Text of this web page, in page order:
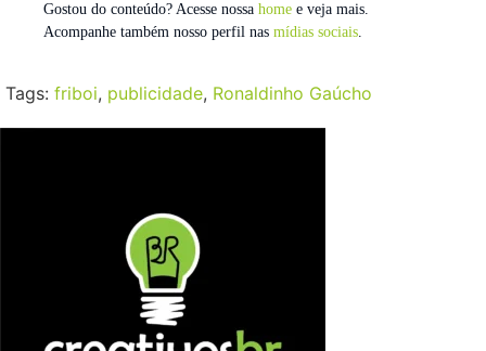
Gostou do conteúdo? Acesse nossa home e veja mais.
Acompanhe também nosso perfil nas mídias sociais.
Tags: friboi, publicidade, Ronaldinho Gaúcho